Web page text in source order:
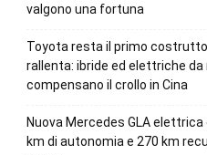
valgono una fortuna
Toyota resta il primo
rallenta: ibride ed elettriche da
compensano il crollo in Cina
Nuova Mercedes GLA elettrica
km di autonomia e 270 km